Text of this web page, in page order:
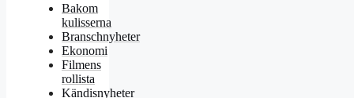
Bakom
kulisserna
Branschnyheter
Ekonomi
Filmens
rollista
Kändisnyheter